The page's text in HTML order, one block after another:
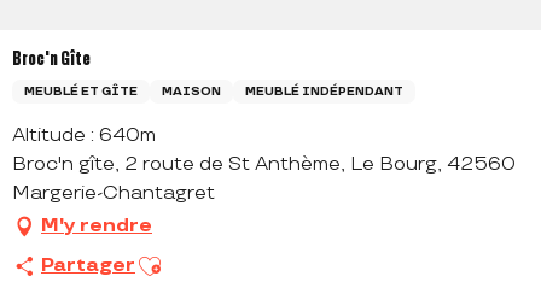
Broc'n Gîte
MEUBLÉ ET GÎTE MAISON MEUBLÉ INDÉPENDANT
Altitude : 640m
Broc'n gîte, 2 route de St Anthème, Le Bourg, 42560
Margerie-Chantagret
M'y rendre
Partager Ajouter aux favoris